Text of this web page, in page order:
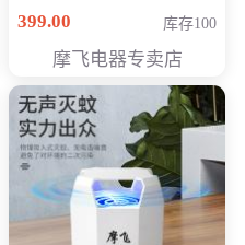
员专享价268元
399.00 库存100
摩飞电器专卖店